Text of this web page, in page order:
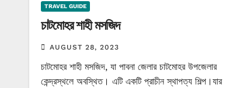
TRAVEL GUIDE
চাটমোহর শাহী মসজিদ
AUGUST 28, 2023
চাটমোহর শাহী মসজিদ, যা পাবনা জেলার চাটমোহর উপজেলার
কেন্দ্রস্থলে অবস্থিত। এটি একটি প্রাচীন স্থাপত্য শিল্প।যার